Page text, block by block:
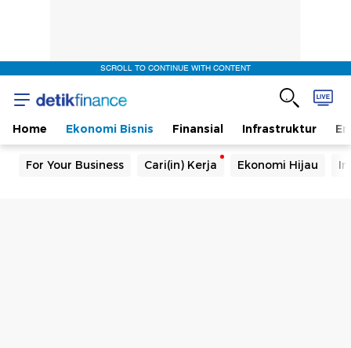
SCROLL TO CONTINUE WITH CONTENT
Home Ekonomi Bisnis Finansial Infrastruktur
For Your Business Cari(in) Kerja Ekonomi Hijau